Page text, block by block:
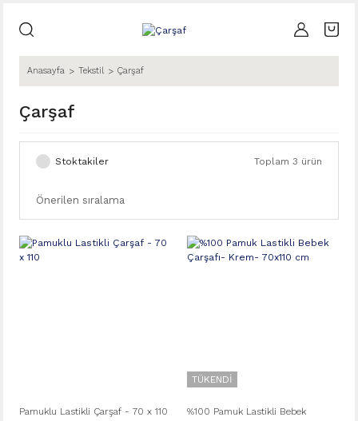
Anasayfa Tekstil Çarşaf
Çarşaf
Stoktakiler Toplam 3 ürün
Pamuklu Lastikli Çarşaf - 70 x 110
TÜKENDİ
%100 Pamuk Lastikli Bebek